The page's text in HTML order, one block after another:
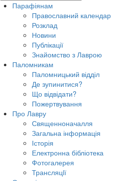
Парафіянам
Православний календар
Розклад
Новини
Публікації
Знайомство з Лаврою
Паломникам
Паломницький відділ
Де зупинитися?
Що відвідати?
Пожертвування
Про Лавру
Священноначалля
Загальна інформація
Історія
Електронна бібліотека
Фотогалерея
Трансляцiї